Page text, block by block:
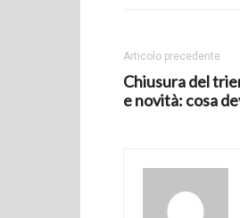
Articolo precedente
Chiusura del
e novità: cosa